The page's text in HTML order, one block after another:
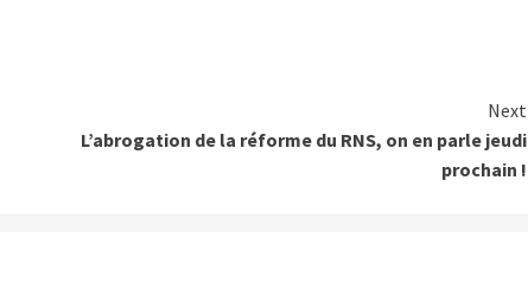
Next
L’abrogation de la réforme du RNS, on en parle jeudi
prochain !